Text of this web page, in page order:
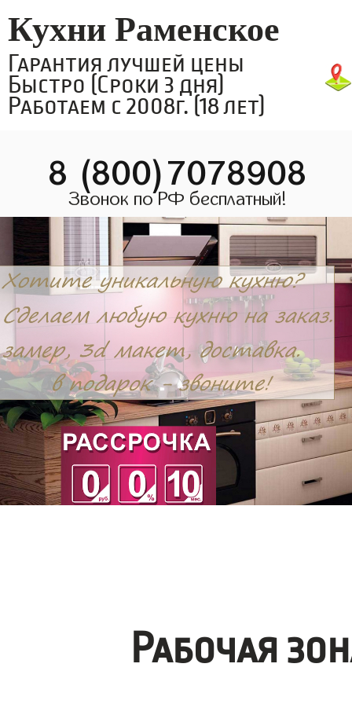
Кухни Раменское
Гарантия лучшей цены
Быстро (Сроки 3 дня)
Работаем с 2008г. (18 лет)
8 (800)7078908
Звонок по РФ бесплатный!
Рабочая